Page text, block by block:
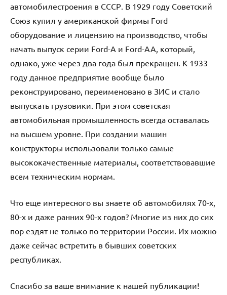
автомобилестроения в СССР. В 1929 году Советский
Союз купил у американской фирмы Ford
оборудование и лицензию на производство, чтобы
начать выпуск серии Ford-A и Ford-AA, который,
однако, уже через два года был прекращен. К 1933
году данное предприятие вообще было
реконструировано, переименовано в ЗИС и стало
выпускать грузовики. При этом советская
автомобильная промышленность всегда оставалась
на высшем уровне. При создании машин
конструкторы использовали только самые
высококачественные материалы, соответствовавшие
всем техническим нормам.
Что еще интересного вы знаете об автомобилях 70-х,
80-х и даже ранних 90-х годов? Многие из них до сих
пор ездят не только по территории России. Их можно
даже сейчас встретить в бывших советских
республиках.
Спасибо за ваше внимание к нашей публикации!